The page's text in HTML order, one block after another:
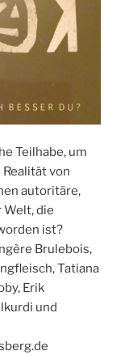
Teilhabe, um
von
autoritäre,
Welt, die
ist?
Brulebois,
Tatiana
Erik
und